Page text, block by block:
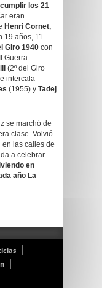
los 21
eran
Henri Cornet,
19 años, 11
Giro 1940 con
Guerra
(2º del Giro
intercala
(1955) y Tadej
se marchó de
clase. Volvió
las calles de
a celebrar
en
año La